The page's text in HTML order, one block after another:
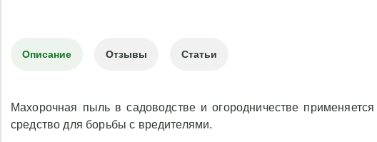
Описание Отзывы Статьи
Махорочная пыль в садоводстве и огородничестве
средство для борьбы с вредителями.